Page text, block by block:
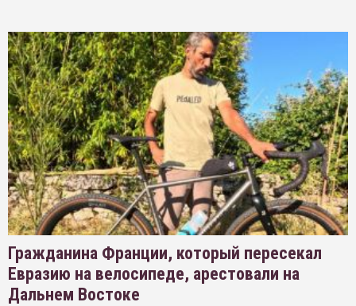
Гражданина Франции, который пересекал
Евразию на велосипеде, арестовали на
Дальнем Востоке